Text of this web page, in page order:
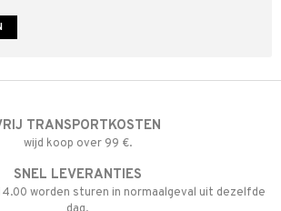
TRANSPORTKOSTEN
wijd koop over 99 €.
SNEL LEVERANTIES
worden sturen in normaalgeval uit dezelfde